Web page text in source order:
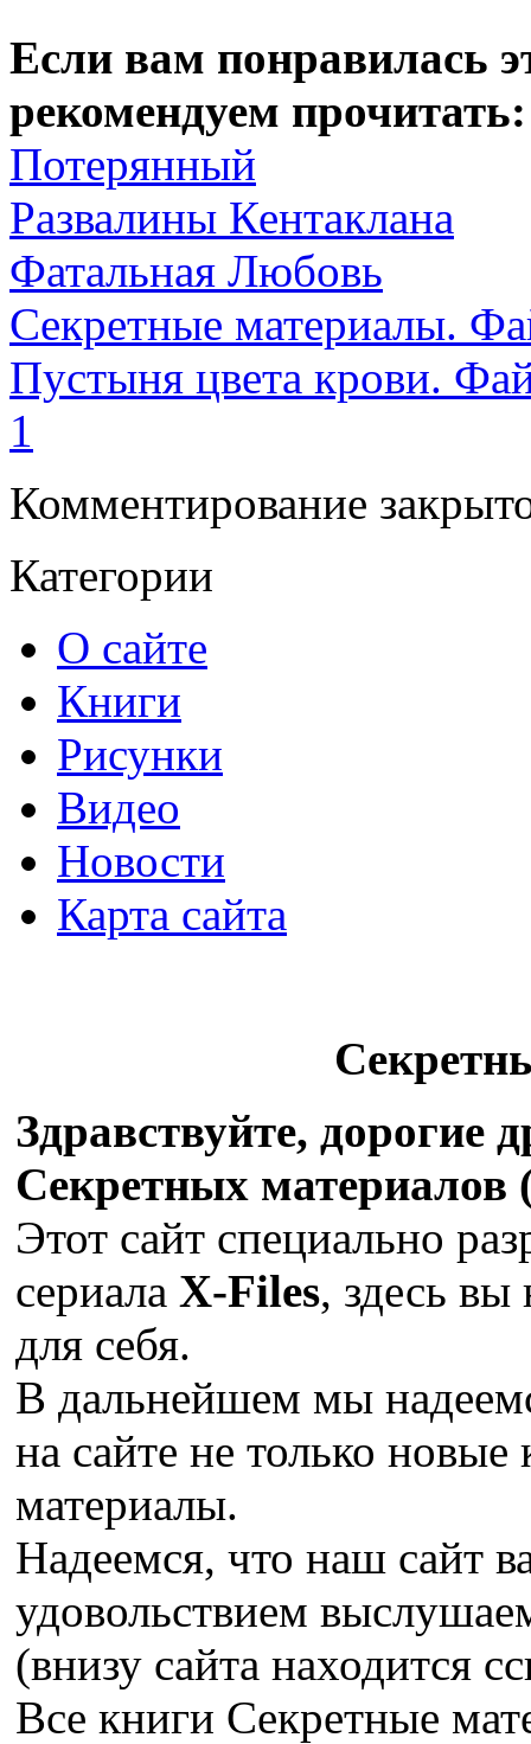
Если вам понравилась
рекомендуем прочитать:
Потерянный
Развалины Кентаклана
Фатальная Любовь
Секретные материалы.
Пустыня цвета крови.
1
Комментирование
Категории
О сайте
Книги
Рисунки
Видео
Новости
Карта сайта
Здравствуйте, дорогие
Секретных материалов
Этот сайт специально
сериала X-Files, здесь вы
для себя.
В дальнейшем мы
на сайте не только
материалы.
Надеемся, что наш сайт
удовольствием
(внизу сайта находится
Все книги Секретные